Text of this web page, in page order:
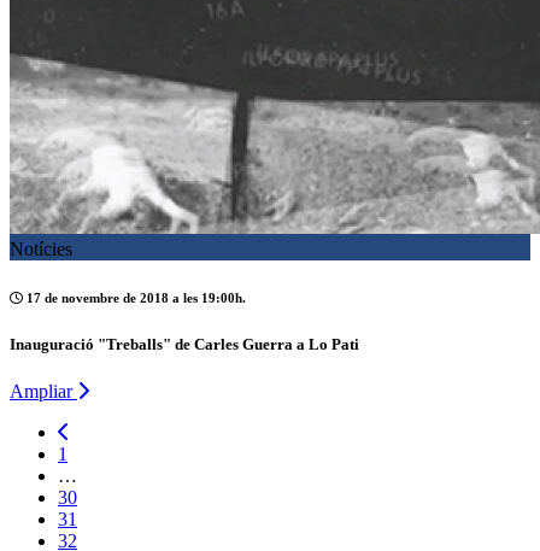
Notícies
17 de novembre de 2018 a les 19:00h.
Inauguració "Treballs" de Carles Guerra a Lo Pati
Ampliar
1
…
30
31
32